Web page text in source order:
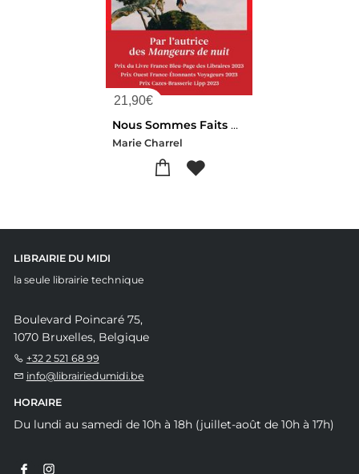
21,90€
Nous Sommes Faits D'orage
Marie Charrel
LIBRAIRIE DU MIDI
la seule librairie technique
Boulevard Poincaré 75,
1070 Bruxelles, Belgique
+32 2 521 68 99
info@librairiedumidi.be
HORAIRE
Du lundi au samedi de 10h à 18h (juillet-août de 10h à 17h)